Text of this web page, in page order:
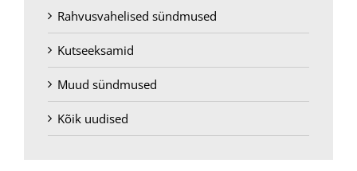
Rahvusvahelised sündmused
Kutseeksamid
Muud sündmused
Kõik uudised